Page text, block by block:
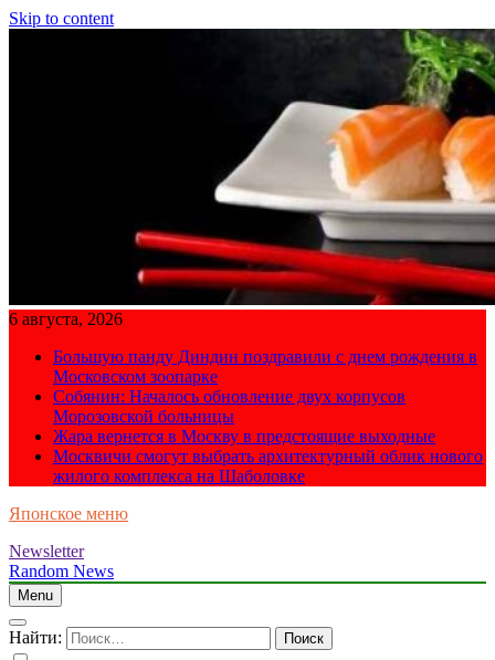
Skip to content
6 августа, 2026
Большую панду Диндин поздравили с днем рождения в
Московском зоопарке
Собянин: Началось обновление двух корпусов
Морозовской больницы
Жара вернется в Москву в предстоящие выходные
Москвичи смогут выбрать архитектурный облик нового
жилого комплекса на Шаболовке
Японское меню
Newsletter
Random News
Menu
Найти: